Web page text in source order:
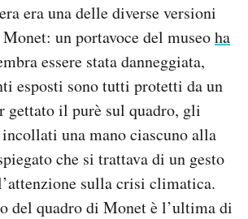
era una delle diverse versioni
un portavoce del museoha
essere stata danneggiata,
esposti sono tutti protetti da un
gettato il purè sul quadro, gli
una mano ciascuno alla
che si trattava di un gesto
sulla crisi climatica.
del quadro di Monet è l’ultima di